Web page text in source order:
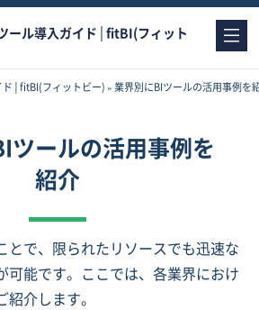
ール導入ガイド│fitBI(フィット
ド│fitBI(フィットビー)»業界別にBIツールの活用事例を
ツールの活用事例を
紹介
とで、限られたリソースでも迅速な
可能です。ここでは、各業界におけ
介します。